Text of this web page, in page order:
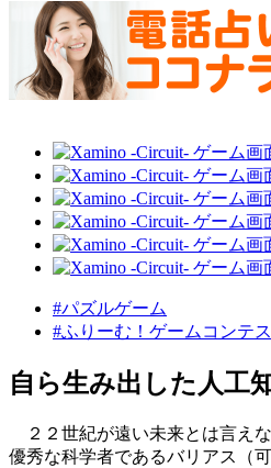
#パズルゲーム
#ふりーむ！ゲームコンテ
自ら生み出した人工
２２世紀が遠い未来とは言えな
優秀な科学者であるバリアス（